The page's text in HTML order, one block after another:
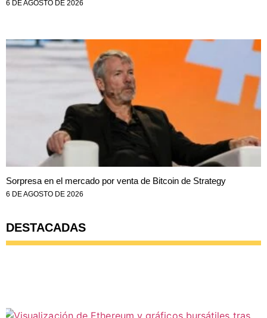
6 DE AGOSTO DE 2026
Sorpresa en el mercado por venta de Bitcoin de Strategy
6 DE AGOSTO DE 2026
DESTACADAS